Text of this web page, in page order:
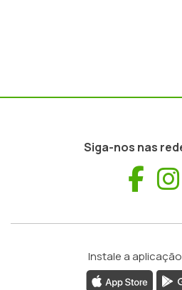
Siga-nos nas
Instale a aplicação